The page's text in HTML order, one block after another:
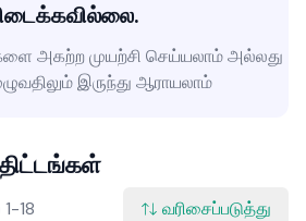
அகற்ற முயற்சி செய்யலாம் அல்லது
இருந்து ஆராயலாம்
திட்டங்கள்
18 வரிசைப்படுத்து